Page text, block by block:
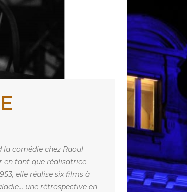
la comédie chez Raoul
en tant que réalisatrice
elle réalise six films à
une rétrospective en